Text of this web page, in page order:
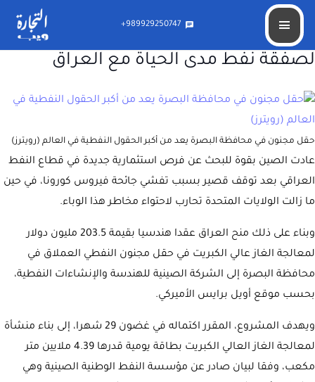
chat
989929250747+
بعد توقف بسبب كورونا.. الصين تستعد
لصفقة نفط مدى الحياة مع العراق
حقل مجنون في محافظة البصرة يعد من أكبر الحقول النفطية في العالم (رويترز)
عادت الصين بقوة للبحث عن فرص استثمارية جديدة في قطاع النفط
العراقي بعد توقف قصير بسبب تفشي جائحة فيروس كورونا، في حين
ما زالت الولايات المتحدة تحارب لاحتواء مخاطر هذا الوباء.
وبناء على ذلك منح العراق عقدا هندسيا بقيمة 203.5 مليون دولار
لمعالجة الغاز عالي الكبريت في حقل مجنون النفطي العملاق في
محافظة البصرة إلى الشركة الصينية للهندسة والإنشاءات النفطية،
بحسب موقع أويل برايس الأميركي.
ويهدف المشروع، المقرر اكتماله في غضون 29 شهرا، إلى بناء منشأة
لمعالجة الغاز العالي الكبريت بطاقة يومية قدرها 4.39 ملايين متر
مكعب، وفقا لبيان صادر عن مؤسسة النفط الوطنية الصينية وهي